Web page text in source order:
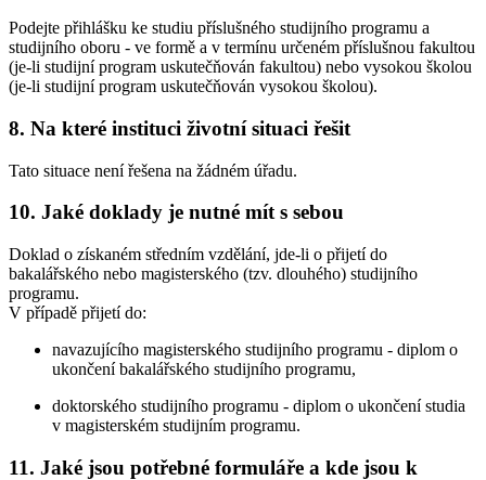
Podejte přihlášku ke studiu příslušného studijního programu a
studijního oboru - ve formě a v termínu určeném příslušnou fakultou
(je-li studijní program uskutečňován fakultou) nebo vysokou školou
(je-li studijní program uskutečňován vysokou školou).
8. Na které instituci životní situaci řešit
Tato situace není řešena na žádném úřadu.
10. Jaké doklady je nutné mít s sebou
Doklad o získaném středním vzdělání, jde-li o přijetí do
bakalářského nebo magisterského (tzv. dlouhého) studijního
programu.
V případě přijetí do:
navazujícího magisterského studijního programu - diplom o
ukončení bakalářského studijního programu,
doktorského studijního programu - diplom o ukončení studia
v magisterském studijním programu.
11. Jaké jsou potřebné formuláře a kde jsou k